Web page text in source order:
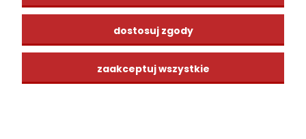
CENTRUM WIEDZY
dostosuj zgody
zaakceptuj wszystkie